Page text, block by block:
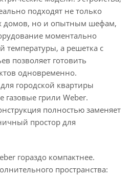
подходят не только
домов, но и опытным шефам,
моментально
температуры, а решетка с
позволяет готовить
одновременно.
городской квартиры
газовые грили Weber.
полностью заменяет
простор для
гораздо компактнее.
пространства: